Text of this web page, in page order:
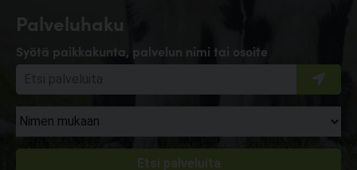
Palveluhaku
Syötä paikkakunta, palvelun nimi tai osoite